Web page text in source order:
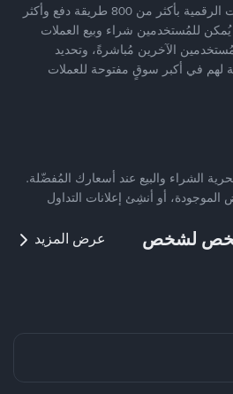
توفّر منصّة آمنة لتداول العملات الرقمية بأكثر من 800 طريقة دفع وأكثر
يُمكن للمُستخدمين شراء وبيع العملات
الآخرين مُباشرةً، وتحديد
لهم في أكبر سوقٍ مفتوحة للعملات
الشراء والبيع عند أسعارك المُفضّلة.
الموجودة، أو أنشِئ إعلانات التداول
شخص لشخص عرض المزيد